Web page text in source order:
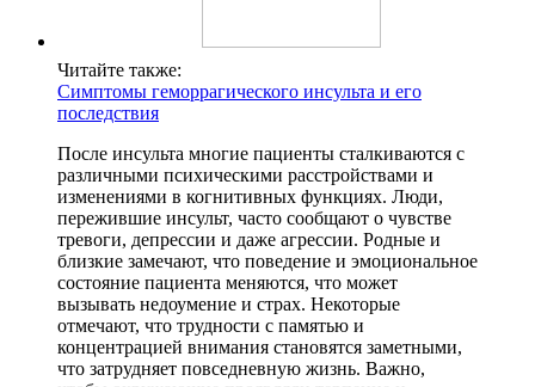
Читайте также:
Симптомы геморрагического инсульта и его
последствия
После инсульта многие пациенты сталкиваются с
различными психическими расстройствами и
изменениями в когнитивных функциях. Люди,
пережившие инсульт, часто сообщают о чувстве
тревоги, депрессии и даже агрессии. Родные и
близкие замечают, что поведение и эмоциональное
состояние пациента меняются, что может
вызывать недоумение и страх. Некоторые
отмечают, что трудности с памятью и
концентрацией внимания становятся заметными,
что затрудняет повседневную жизнь. Важно,